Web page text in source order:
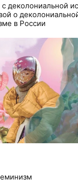
деколониальной
о
в России